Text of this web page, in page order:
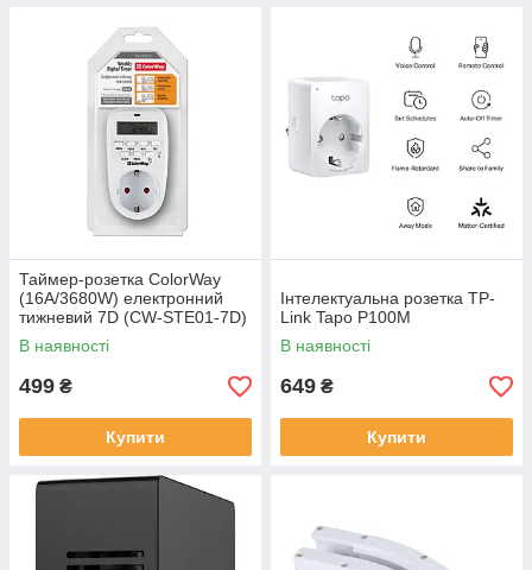
Таймер-розетка ColorWay
(16A/3680W) електронний
тижневий 7D (CW-STE01-7D)
В наявності
499 ₴
Купити
Інтелектуальна розетка TP-
Link Tapo P100M
В наявності
649 ₴
Купити